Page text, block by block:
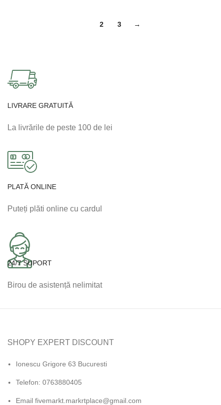
2 3 →
LIVRARE GRATUITĂ
La livrările de peste 100 de lei
PLATĂ ONLINE
Puteți plăti online cu cardul
24/7 SUPORT
Birou de asistență nelimitat
SHOPY EXPERT DISCOUNT
Ionescu Grigore 63 Bucuresti
Telefon: 0763880405
Email fivemarkt.markrtplace@gmail.com